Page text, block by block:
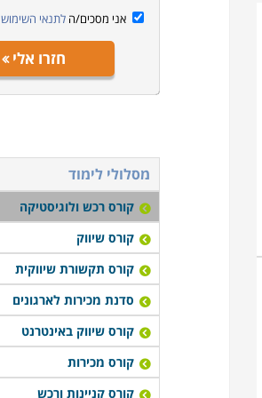
אני מסכים/הלתנאי השימוש
חזרו אלי
מסלולי לימוד
קורס רכש ולוגיסטיקה
קורס שיווק
קורס תקשורת שיווקית
סדנת מכירות לארגונים
קורס שיווק באינטרנט
קורס מכירות
קורס קניינות ורכש